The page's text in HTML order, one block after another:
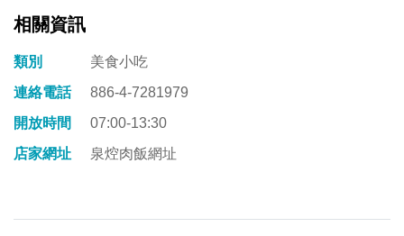
相關資訊
類別
美食小吃
連絡電話
886-4-7281979
開放時間
07:00-13:30
店家網址
泉焢肉飯網址